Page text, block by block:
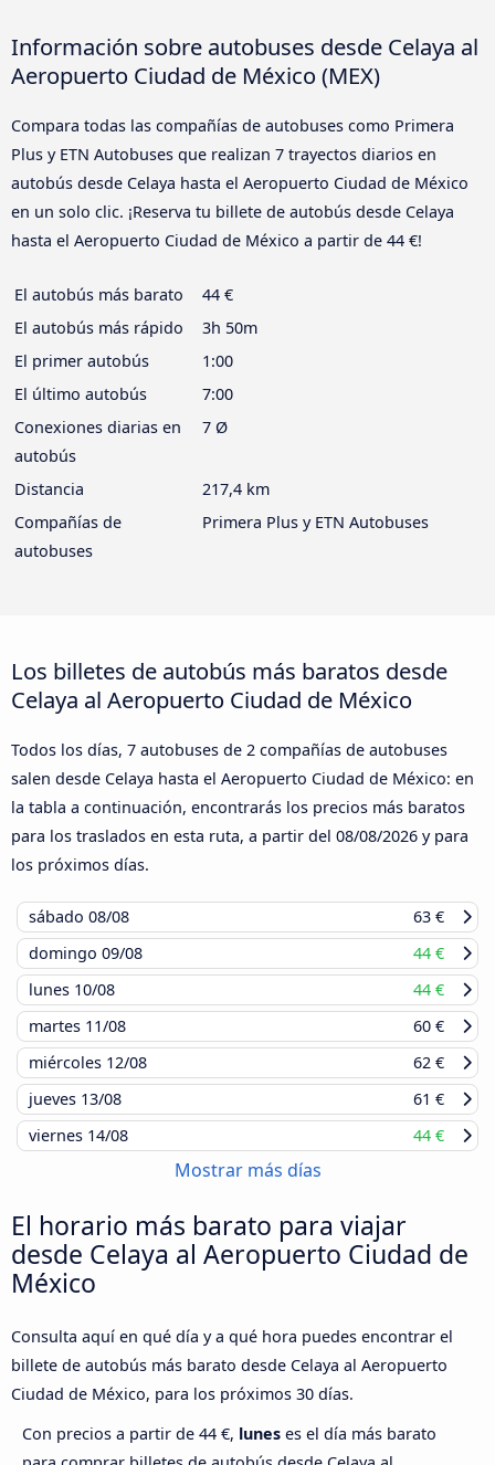
Información sobre autobuses desde Celaya al
Aeropuerto Ciudad de México (MEX)
Compara todas las compañías de autobuses como Primera
Plus y ETN Autobuses que realizan 7 trayectos diarios en
autobús desde Celaya hasta el Aeropuerto Ciudad de México
en un solo clic. ¡Reserva tu billete de autobús desde Celaya
hasta el Aeropuerto Ciudad de México a partir de 44 €!
El autobús más barato
44 €
El autobús más rápido
3h 50m
El primer autobús
1:00
El último autobús
7:00
Conexiones diarias en
autobús
7 Ø
Distancia
217,4 km
Compañías de
autobuses
Primera Plus y ETN Autobuses
Los billetes de autobús más baratos desde
Celaya al Aeropuerto Ciudad de México
Todos los días, 7 autobuses de 2 compañías de autobuses
salen desde Celaya hasta el Aeropuerto Ciudad de México: en
la tabla a continuación, encontrarás los precios más baratos
para los traslados en esta ruta, a partir del 08/08/2026 y para
los próximos días.
sábado 08/08
63 €
domingo 09/08
44 €
lunes 10/08
44 €
martes 11/08
60 €
miércoles 12/08
62 €
jueves 13/08
61 €
viernes 14/08 44 €
Mostrar más días
El horario más barato para viajar
desde Celaya al Aeropuerto Ciudad de
México
Consulta aquí en qué día y a qué hora puedes encontrar el
billete de autobús más barato desde Celaya al Aeropuerto
Ciudad de México, para los próximos 30 días.
Con precios a partir de 44 €, lunes es el día más barato